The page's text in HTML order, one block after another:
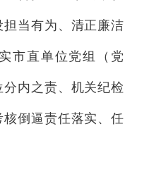
当有为、清正廉洁
市直单位党组（党
内之责、机关纪检
倒逼责任落实、任